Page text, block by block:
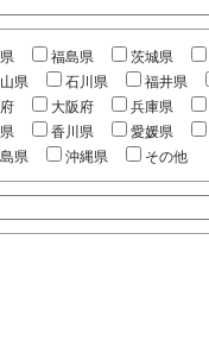
福島県 茨城県
県 石川県 福井県
大阪府 兵庫県
香川県 愛媛県
県 沖縄県 その他